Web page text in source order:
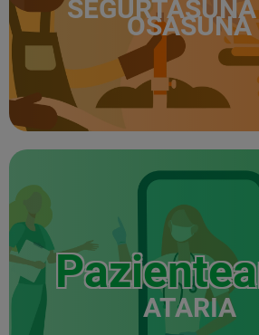
OSASUNA
ATARIA